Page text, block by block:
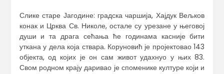
Слике старе Јагодине: градска чаршија, Хајдук Вељков
конак и Црква Св. Николе, остале су урезане у његовој
души и та драга сећања ће годинама касније бити
уткана у дела која ствара. Коруновић је пројектовао 143
објекта, од којих је он сам живот удахнуо у њих 83.
Свом родном крају даривао је споменике културе који и